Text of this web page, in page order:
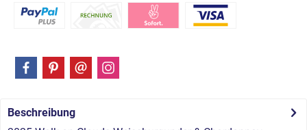
Beschreibung